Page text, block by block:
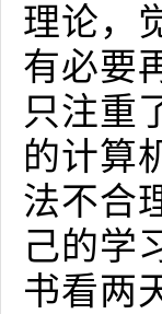
理论，
有必要
只注重
的计算
法不合
己的学
书看两